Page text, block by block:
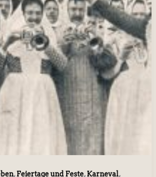
,Feiertage und Feste,Karneval,